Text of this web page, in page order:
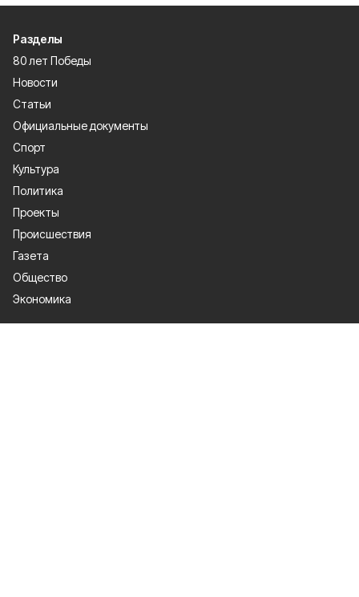
Разделы
80 лет Победы
Новости
Статьи
Официальные документы
Спорт
Культура
Политика
Проекты
Происшествия
Газета
Общество
Экономика